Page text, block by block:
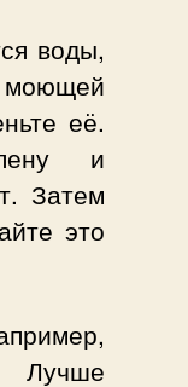
воды,
моющей
её.
и
Затем
это
Лучше